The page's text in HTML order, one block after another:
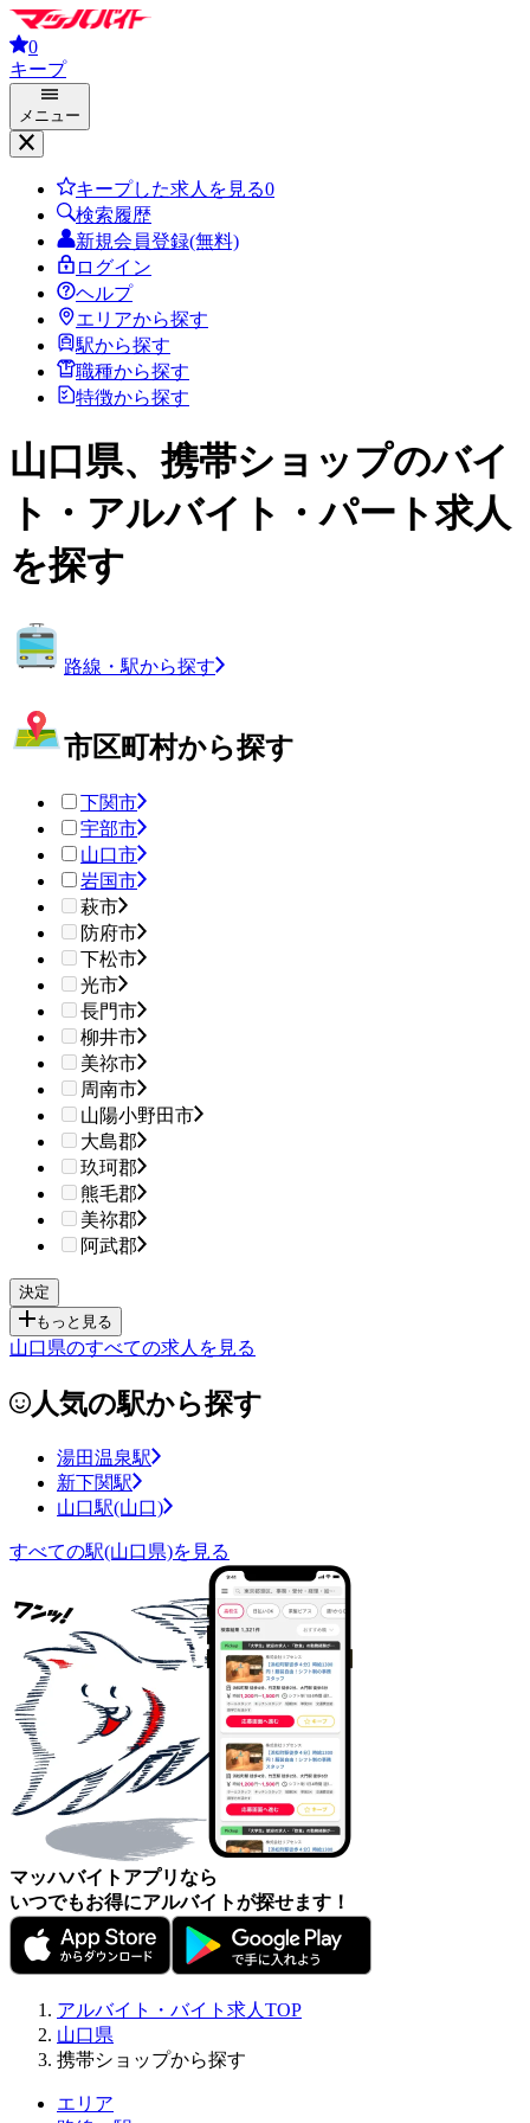
0
キープ
メニュー
キープした求人を見る0
検索履歴
新規会員登録(無料)
ログイン
ヘルプ
エリアから探す
駅から探す
職種から探す
特徴から探す
山口県、携帯ショップのバイ
ト・アルバイト・パート求人
を探す
路線・駅から探す
市区町村から探す
下関市
宇部市
山口市
岩国市
萩市
防府市
下松市
光市
長門市
柳井市
美祢市
周南市
山陽小野田市
大島郡
玖珂郡
熊毛郡
美祢郡
阿武郡
もっと見る
山口県のすべての求人を見る
人気の駅から探す
湯田温泉駅
新下関駅
山口駅(山口)
すべての駅(山口県)を見る
マッハバイトアプリなら
いつでもお得にアルバイトが探せます！
アルバイト・バイト求人TOP
山口県
携帯ショップから探す
エリア